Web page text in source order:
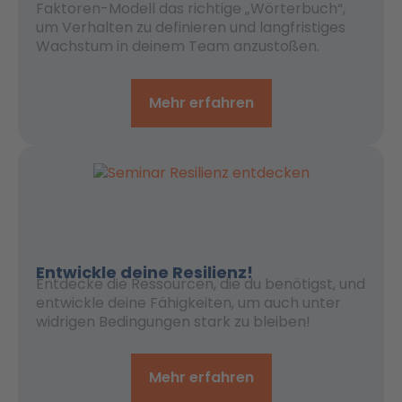
Faktoren-Modell das richtige „Wörterbuch“,
um Verhalten zu definieren und langfristiges
Wachstum in deinem Team anzustoßen.
Mehr erfahren
Entwickle deine Resilienz!
Entdecke die Ressourcen, die du benötigst, und
entwickle deine Fähigkeiten, um auch unter
widrigen Bedingungen stark zu bleiben!
Mehr erfahren